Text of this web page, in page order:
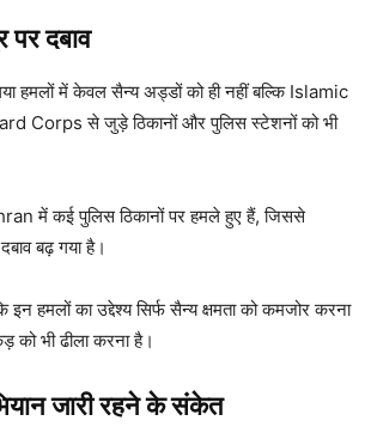
पर दबाव
हमलों में केवल सैन्य अड्डों को ही नहीं बल्कि Islamic
Corps से जुड़े ठिकानों और पुलिस स्टेशनों को भी
में कई पुलिस ठिकानों पर हमले हुए हैं, जिससे
बढ़ गया है।
इन हमलों का उद्देश्य सिर्फ सैन्य क्षमता को कमजोर करना
को भी ढीला करना है।
जारी रहने के संकेत